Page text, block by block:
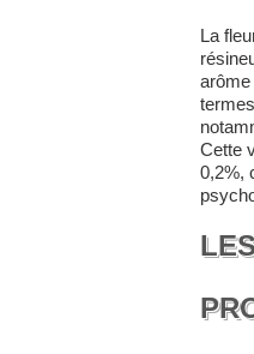
La
Cette
0,2%,